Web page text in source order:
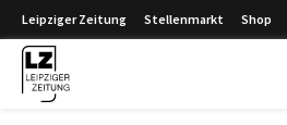
Leipziger Zeitung Stellenmarkt Shop